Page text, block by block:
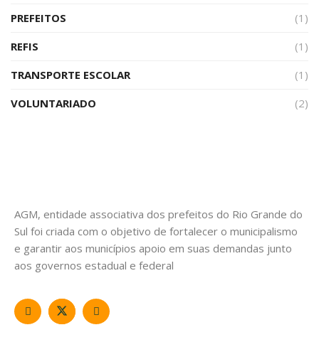
PREFEITOS
(1)
REFIS
(1)
TRANSPORTE ESCOLAR
(1)
VOLUNTARIADO
(2)
AGM, entidade associativa dos prefeitos do Rio Grande do
Sul foi criada com o objetivo de fortalecer o municipalismo
e garantir aos municípios apoio em suas demandas junto
aos governos estadual e federal